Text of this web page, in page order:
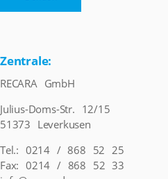
Zentrale:
RECARA GmbH
Julius-Doms-Str. 12/15
51373 Leverkusen
Tel.: 0214 / 868 52 25
Fax: 0214 / 868 52 33